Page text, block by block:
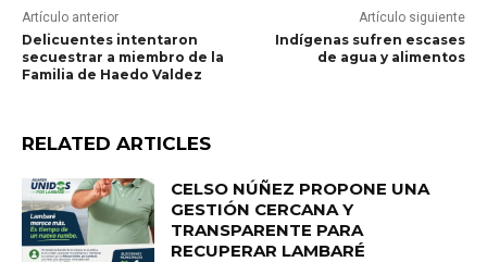
Artículo anterior
Delicuentes intentaron
secuestrar a miembro de la
Familia de Haedo Valdez
Artículo siguiente
Indígenas sufren escases
de agua y alimentos
RELATED ARTICLES
CELSO NÚÑEZ PROPONE UNA
GESTIÓN CERCANA Y
TRANSPARENTE PARA
RECUPERAR LAMBARÉ